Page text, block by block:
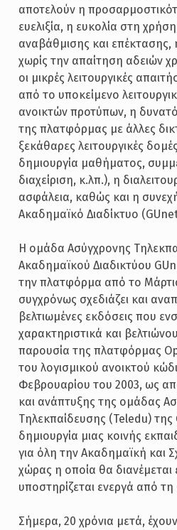
αποτελούν η
ευελιξία, η ευκολία στη
αναβάθμισης και επέκτασης,
χωρίς την απαίτηση αδειών
οι μικρές λειτουργικές
από το υποκείμενο
ανοικτών προτύπων, η
της πλατφόρμας με άλλες
ξεκάθαρες λειτουργικές
δημιουργία μαθήματος,
διαχείριση, κ.λπ.), η
ασφάλεια, καθώς και η
Ακαδημαϊκό Διαδίκτυο
Η ομάδα Ασύγχρονης
Ακαδημαϊκού Διαδικτύου
την πλατφόρμα από το
συγχρόνως σχεδιάζει και
βελτιωμένες εκδόσεις που
χαρακτηριστικά και
παρουσία της πλατφόρμας
του λογισμικού ανοικτού
Φεβρουαρίου του 2003, ως
και ανάπτυξης της ομάδας
Τηλεκπαίδευσης (Teledu)
δημιουργία μιας κοινής
για όλη την Ακαδημαϊκή και
χώρας η οποία θα διανέμεται
υποστηρίζεται ενεργά από τη
Σήμερα, 20 χρόνια μετά,